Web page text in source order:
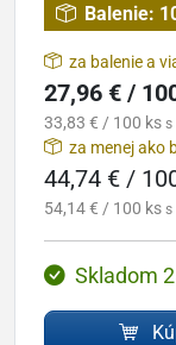
Balenie:
za balenie a
27,96 € /
33,83 € / 100 ks s
za menej ako
44,74 € /
54,14 € / 100 ks s
Skladom